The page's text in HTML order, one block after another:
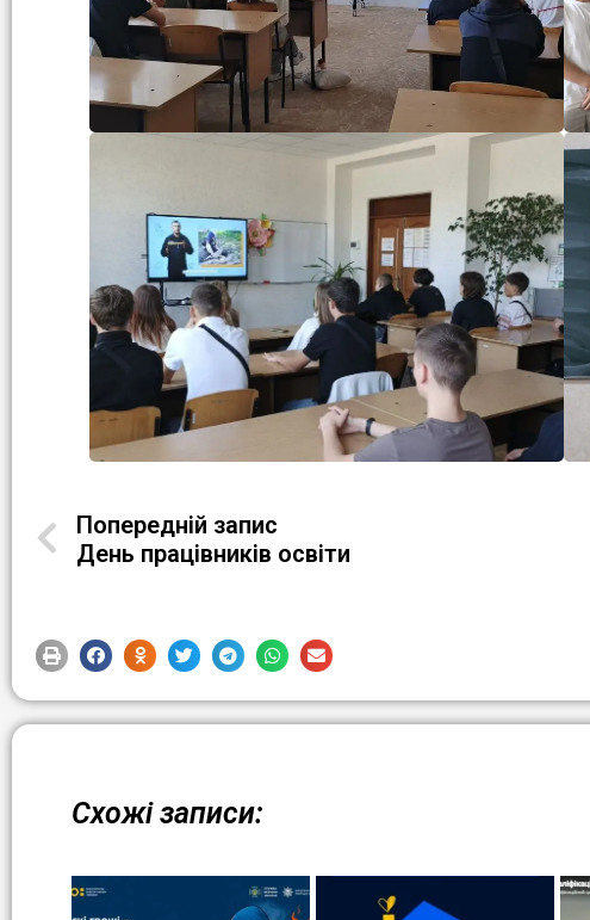
Попередній запис
День працівників освіти
Схожі записи: